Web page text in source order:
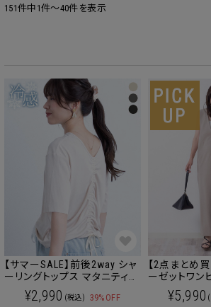
151件中1件～40件を表示
【サマーSALE】前後2way シャ
ーリングトップス マタニティ
授乳服 産後も使える [M便
6/6] 【メール便可】
¥2,990 (税込) 39%OFF
【2点まとめ
ーゼットワン
ィ 授乳服 産
¥5,990